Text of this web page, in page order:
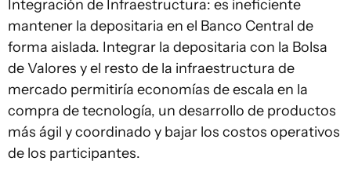
Integración de Infraestructura: es ineficiente
mantener la depositaria en el Banco Central de
forma aislada. Integrar la depositaria con la Bolsa
de Valores y el resto de la infraestructura de
mercado permitiría economías de escala en la
compra de tecnología, un desarrollo de productos
más ágil y coordinado y bajar los costos operativos
de los participantes.